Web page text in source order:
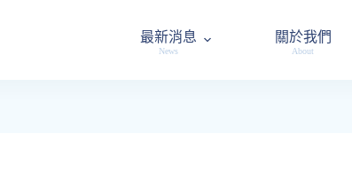
最新消息
News
關於我們
About